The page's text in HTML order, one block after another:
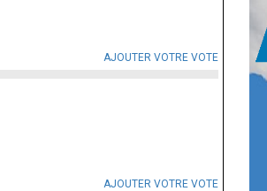
AJOUTER VOTRE VOTE
AJOUTER VOTRE VOTE